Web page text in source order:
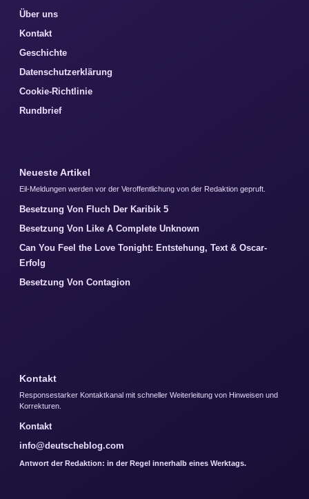
Über uns
Kontakt
Geschichte
Datenschutzerklärung
Cookie-Richtlinie
Rundbrief
Neueste Artikel
Eil-Meldungen werden vor der Veroffentlichung von der Redaktion gepruft.
Besetzung Von Fluch Der Karibik 5
Besetzung Von Like A Complete Unknown
Can You Feel the Love Tonight: Entstehung, Text & Oscar-
Erfolg
Besetzung Von Contagion
Kontakt
Responsestarker Kontaktkanal mit schneller Weiterleitung von Hinweisen und
Korrekturen.
Kontakt
info@deutscheblog.com
Antwort der Redaktion: in der Regel innerhalb eines Werktags.